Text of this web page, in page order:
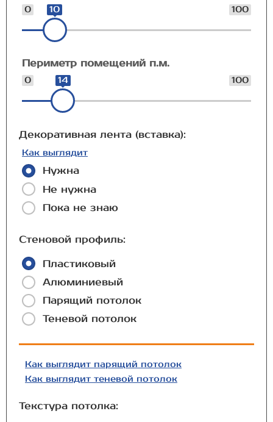
0 100
10
Периметр помещений п.м.
0 100
14
Декоративная лента (вставка):
Как выглядит
Нужна
Не нужна
Пока не знаю
Стеновой профиль:
Пластиковый
Алюминиевый
Парящий потолок
Теневой потолок
Как выглядит парящий потолок
Как выглядит теневой потолок
Текстура потолка: